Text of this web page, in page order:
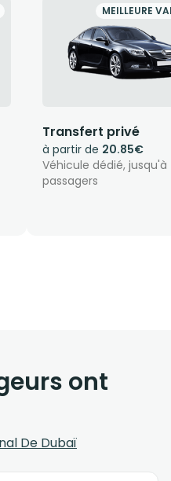
MEILLEURE
Transfert privé
à partir de 20.85€
Véhicule dédié, jusqu'à
passagers
ont
De Dubaï